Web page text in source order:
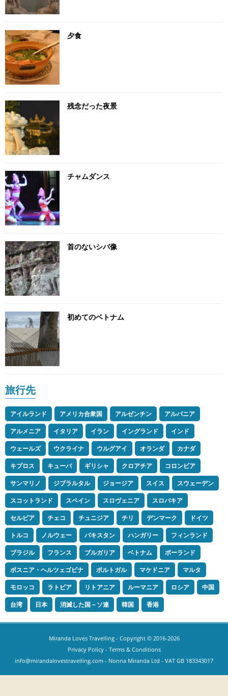
夕食
残念だった夜景
チャムダンス
首のないシバ像
初めてのベトナム
旅行先
アイルランド アメリカ合衆国 アルゼンチン
アルバニア
アルメニア
イタリア イラン イングランド
インド
ウェールズ
ウクライナ ウルグアイ オランダ
カナダ
キプロス
キューバ ギリシャ クロアチア
コロンビア
サンマリノ
ジブラルタル ジョージア スイス
スウェーデン
スコットランド
スペイン スロヴェニア
スロバキア
セルビア
チェコ チュニジア チリ デンマーク
ドイツ
トルコ
ノルウェー パキスタン ハンガリー
フィンランド
ブラジル
フランス ブルガリア ベトナム
ポーランド
ボスニア・ヘルツェゴビナ
ポルトガル マケドニア
マルタ
モロッコ
ラトビア リトアニア ルーマニア ロシア
中国
台湾
日本 消滅した国－ソ連 韓国 香港
Miranda Loves Travelling- Copyright © 2016-2026
Privacy Policy- Terms & Conditions
info@mirandalovestravelling.com - Nonna Miranda Ltd - VAT GB 183343017